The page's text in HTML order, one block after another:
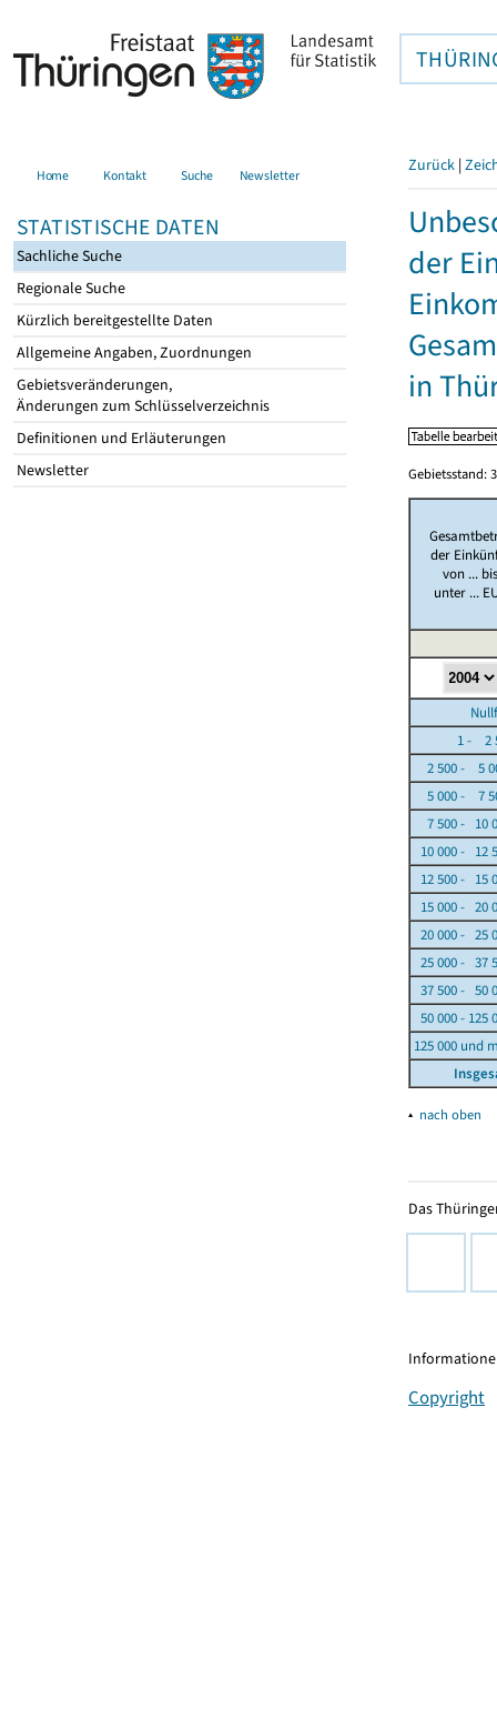
Home Kontakt Suche Newsletter
STATISTISCHE DATEN
Sachliche Suche
Regionale Suche
Kürzlich bereitgestellte Daten
Allgemeine Angaben, Zuordnungen
Gebietsveränderungen,
Änderungen zum Schlüsselverzeichnis
Definitionen und Erläuterungen
Newsletter
Zurück |
der
in
Gebietsstand:
der
von ...
unter ...
1 - 2
2 500 - 5
5 000 - 7
7 500 - 10
10 000 - 12
12 500 - 15
15 000 - 20
20 000 - 25
25 000 - 37
37 500 - 50
50 000 - 125
125 000 und
▴ nach oben
Das
Copyright